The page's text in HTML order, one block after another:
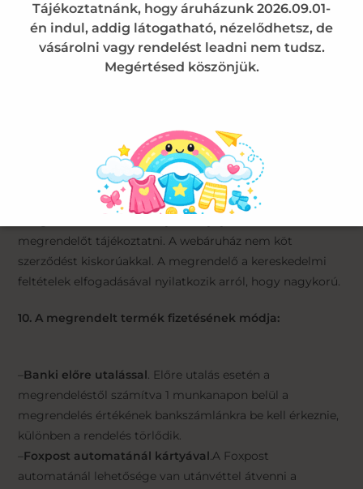
PostaPont:1500Ft (plussz 1500ft logisztikai költség)
20.000 Ft feletti rendelés esetén a szállítás ingyenes!
Az ingyenes szállításokat kizárólag Foxpost vagy
Ha a webáruház a szerződésben vállalt kötelezettségét
azért nem teljesíti, mert a szerződésben meghatározott
áru nem áll rendelkezésére, illetve a megrendelt
megrendelőt tájékoztatni. A webáruház nem köt
szerződést kiskorúakkal. A megrendelő a kereskedelmi
feltételek elfogadásával nyilatkozik arról, hogy nagykorú.
10. A megrendelt termék fizetésének módja:
–Banki előre utalással. Előre utalás esetén a
megrendeléstől számítva 1 munkanapon belül a
megrendelés értékének bankszámlánkra be kell érkeznie,
különben a rendelés törlődik.
–Foxpost automatánál kártyával.A Foxpost
automatánál lehetősége van utánvéttel átvenni a
Tájékoztatnánk, hogy áruházunk 2026.09.01-
én indul, addig látogatható, nézelődhetsz, de
vásárolni vagy rendelést leadni nem tudsz.
Megértésed köszönjük.